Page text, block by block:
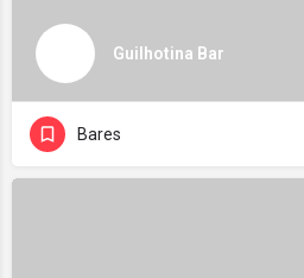
Guilhotina Bar
Bares